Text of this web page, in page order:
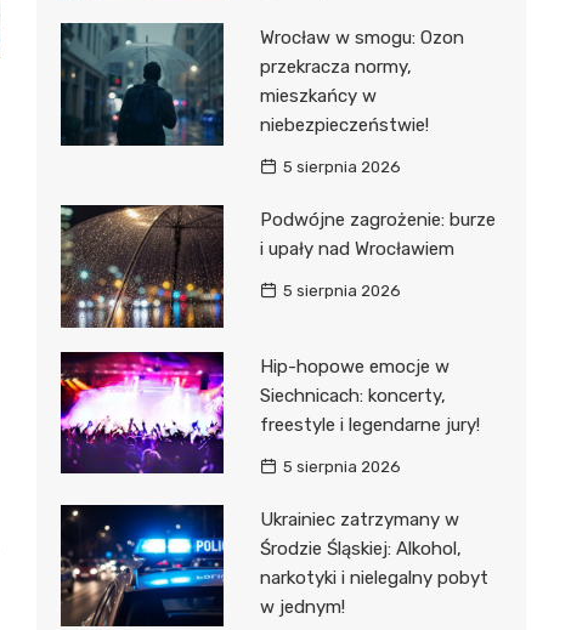
Wrocław w smogu: Ozon
przekracza normy,
mieszkańcy w
niebezpieczeństwie!
5 sierpnia 2026
Podwójne zagrożenie: burze
i upały nad Wrocławiem
5 sierpnia 2026
Hip-hopowe emocje w
Siechnicach: koncerty,
freestyle i legendarne jury!
5 sierpnia 2026
Ukrainiec zatrzymany w
Środzie Śląskiej: Alkohol,
narkotyki i nielegalny pobyt
w jednym!